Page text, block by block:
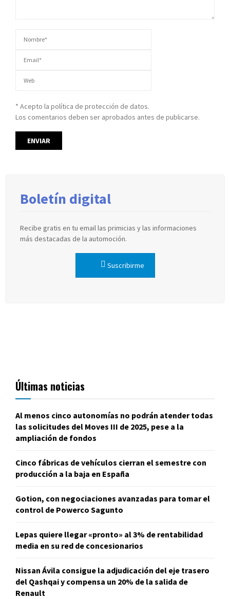
* Acepto la política de protección de datos.
Los comentarios deben ser aprobados antes de publicarse.
Boletín digital
Recibe gratis en tu email las primicias y las informaciones
más destacadas de la automoción.
Suscribirme
Últimas noticias
Al menos cinco autonomías no podrán atender todas
las solicitudes del Moves III de 2025, pese a la
ampliación de fondos
Cinco fábricas de vehículos cierran el semestre con
producción a la baja en España
Gotion, con negociaciones avanzadas para tomar el
control de Powerco Sagunto
Lepas quiere llegar «pronto» al 3% de rentabilidad
media en su red de concesionarios
Nissan Ávila consigue la adjudicación del eje trasero
del Qashqai y compensa un 20% de la salida de
Renault